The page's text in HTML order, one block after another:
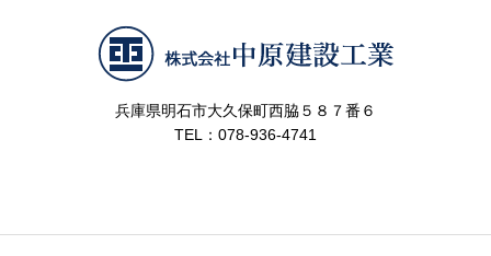
兵庫県明石市大久保町西脇５８７番６
TEL：078-936-4741